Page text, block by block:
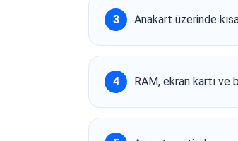
Anakart üzerinde
RAM, ekran kartı